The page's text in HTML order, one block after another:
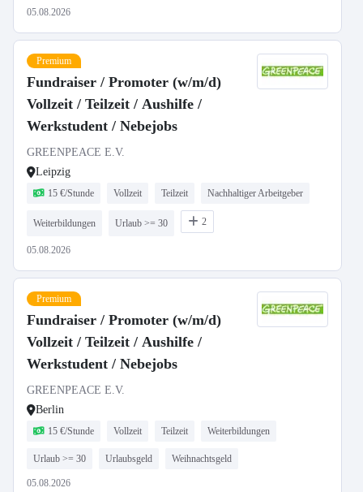
05.08.2026
Premium
Fundraiser / Promoter (w/m/d)
Vollzeit / Teilzeit / Aushilfe /
Werkstudent / Nebejobs
GREENPEACE E.V.
Leipzig
15 €/Stunde Vollzeit Teilzeit Nachhaltiger Arbeitgeber
Weiterbildungen Urlaub >= 30 2
05.08.2026
Premium
Fundraiser / Promoter (w/m/d)
Vollzeit / Teilzeit / Aushilfe /
Werkstudent / Nebejobs
GREENPEACE E.V.
Berlin
15 €/Stunde Vollzeit Teilzeit Weiterbildungen
Urlaub >= 30 Urlaubsgeld Weihnachtsgeld
05.08.2026